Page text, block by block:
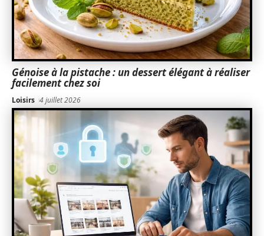
Génoise à la pistache : un dessert élégant à réaliser
facilement chez soi
Loisirs 4 juillet 2026